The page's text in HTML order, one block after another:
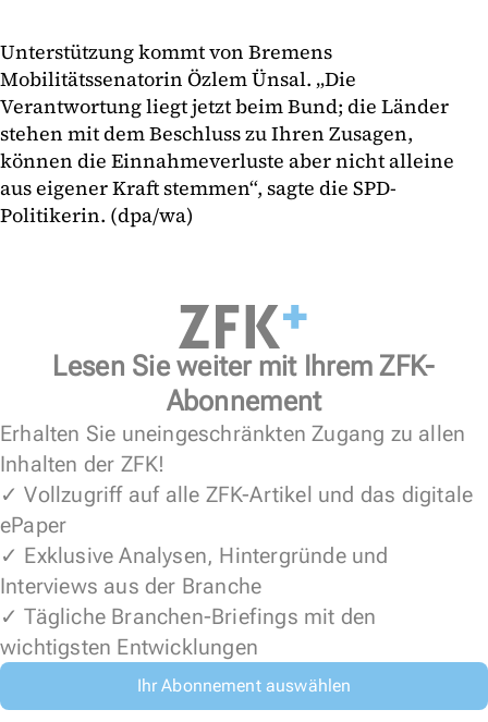
Unterstützung kommt von Bremens
Mobilitätssenatorin Özlem Ünsal. „Die
Verantwortung liegt jetzt beim Bund; die Länder
stehen mit dem Beschluss zu Ihren Zusagen,
können die Einnahmeverluste aber nicht alleine
aus eigener Kraft stemmen“, sagte die SPD-
Politikerin. (dpa/wa)
Lesen Sie weiter mit Ihrem ZFK-
Abonnement
Erhalten Sie uneingeschränkten Zugang zu allen
Inhalten der ZFK!
✓ Vollzugriff auf alle ZFK-Artikel und das digitale
ePaper
✓ Exklusive Analysen, Hintergründe und
Interviews aus der Branche
✓ Tägliche Branchen-Briefings mit den
wichtigsten Entwicklungen
Ihr Abonnement auswählen